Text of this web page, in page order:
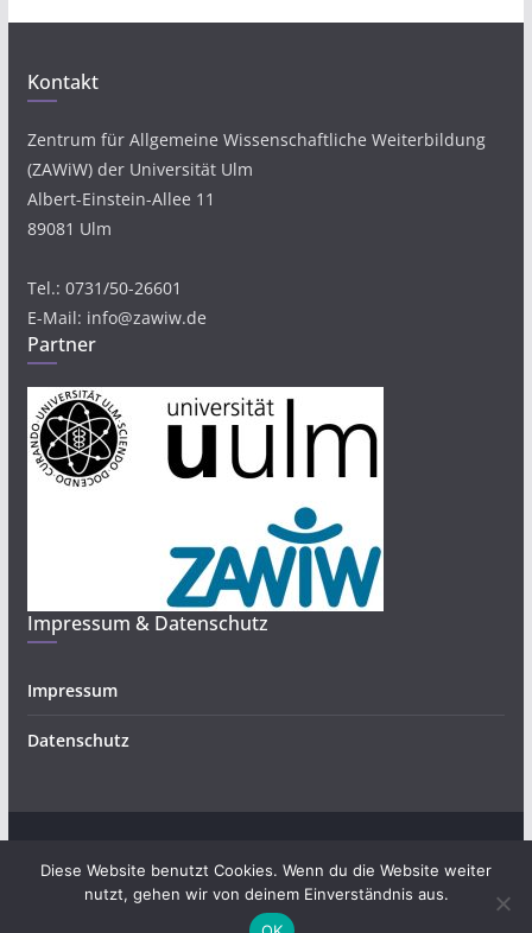
Kontakt
Zentrum für Allgemeine Wissenschaftliche Weiterbildung
(ZAWiW) der Universität Ulm
Albert-Einstein-Allee 11
89081 Ulm
Tel.: 0731/50-26601
E-Mail: info@zawiw.de
Partner
Impressum & Datenschutz
Impressum
Datenschutz
Alle Rechte vorbehalten.
Theme: ColorMag
von ThemeGrill. Präsentiert von
Diese Website benutzt Cookies. Wenn du die Website weiter
nutzt, gehen wir von deinem Einverständnis aus.